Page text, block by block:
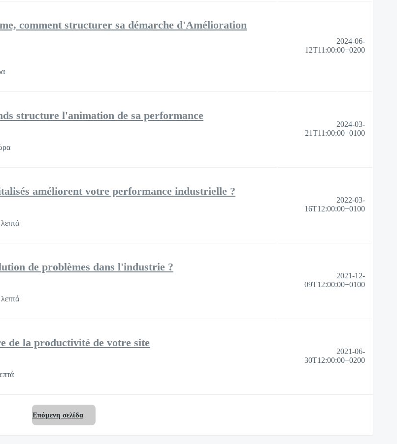
comment structurer sa démarche d'Amélioration
2024-06-
12T11:00:00+0200
structure l'animation de sa performance
2024-03-
21T11:00:00+0100
améliorent votre performance industrielle ?
2022-03-
16T12:00:00+0100
de problèmes dans l'industrie ?
2021-12-
09T12:00:00+0100
de la productivité de votre site
2021-06-
30T12:00:00+0200
Επόμενη σελίδα